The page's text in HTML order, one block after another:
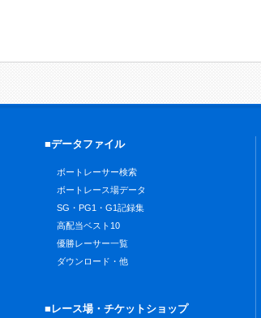
■データファイル
ボートレーサー検索
ボートレース場データ
SG・PG1・G1記録集
高配当ベスト10
優勝レーサー一覧
ダウンロード・他
■レース場・チケットショップ